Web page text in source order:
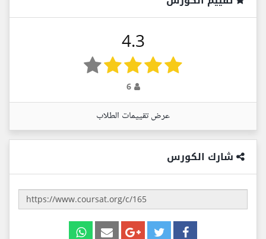
4.3
6
عرض تقييمات الطلاب
شارك الكورس